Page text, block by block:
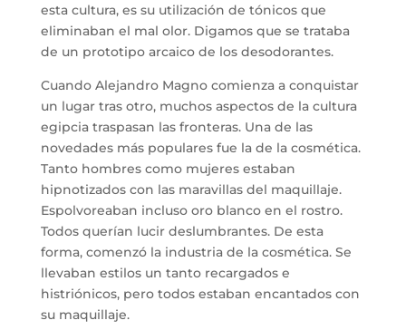
esta cultura, es su utilización de tónicos que
eliminaban el mal olor. Digamos que se trataba
de un prototipo arcaico de los desodorantes.
Cuando Alejandro Magno comienza a conquistar
un lugar tras otro, muchos aspectos de la cultura
egipcia traspasan las fronteras. Una de las
novedades más populares fue la de la cosmética.
Tanto hombres como mujeres estaban
hipnotizados con las maravillas del maquillaje.
Espolvoreaban incluso oro blanco en el rostro.
Todos querían lucir deslumbrantes. De esta
forma, comenzó la industria de la cosmética. Se
llevaban estilos un tanto recargados e
histriónicos, pero todos estaban encantados con
su maquillaje.